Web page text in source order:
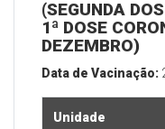
(SEGUNDA
1ª DOSE
DEZEMBRO)
Data de Vacinação:
Unidade